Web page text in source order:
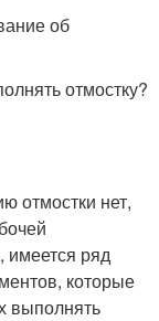
об
отмостку?
отмостки нет,
имеется ряд
которые
выполнять